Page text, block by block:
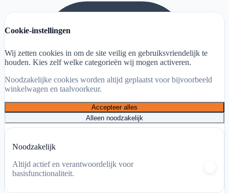
Cookie-instellingen
Wij zetten cookies in om de site veilig en gebruiksvriendelijk te
houden. Kies zelf welke categorieën wij mogen activeren.
Noodzakelijke cookies worden altijd geplaatst voor bijvoorbeeld
winkelwagen en taalvoorkeur.
Accepteer alles
Alleen noodzakelijk
Noodzakelijk
Altijd actief en verantwoordelijk voor
basisfunctionaliteit.
Mijn account
Winkelwagen